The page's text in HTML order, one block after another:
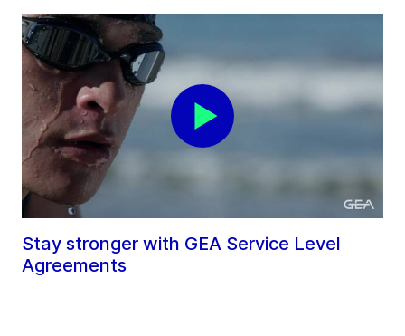
Stay stronger with GEA Service Level
Agreements